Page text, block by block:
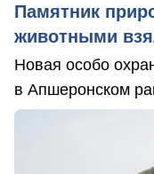
Памятник
животными
Новая особо
в Апшеронском